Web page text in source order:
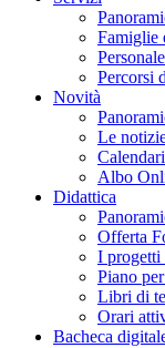
Famiglie
Percorsi
Novità
Le
Albo
Didattica
Offerta
I progetti
Piano
Libri di
Orari
Bacheca